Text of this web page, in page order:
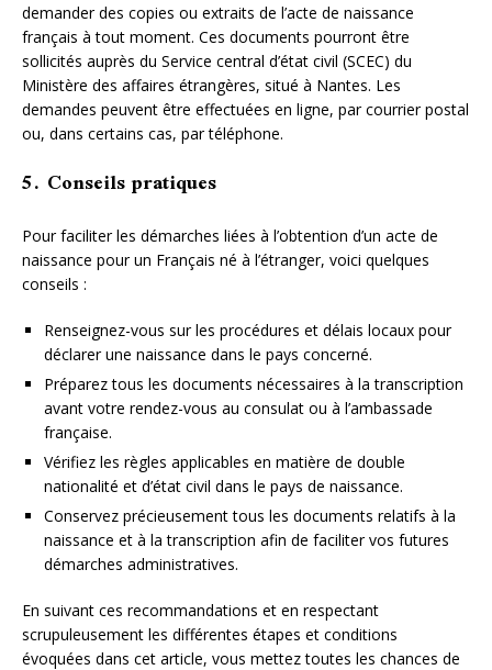
demander des copies ou extraits de l’acte de naissance
français à tout moment. Ces documents pourront être
sollicités auprès du Service central d’état civil (SCEC) du
Ministère des affaires étrangères, situé à Nantes. Les
demandes peuvent être effectuées en ligne, par courrier postal
ou, dans certains cas, par téléphone.
5. Conseils pratiques
Pour faciliter les démarches liées à l’obtention d’un acte de
naissance pour un Français né à l’étranger, voici quelques
conseils :
Renseignez-vous sur les procédures et délais locaux pour
déclarer une naissance dans le pays concerné.
Préparez tous les documents nécessaires à la transcription
avant votre rendez-vous au consulat ou à l’ambassade
française.
Vérifiez les règles applicables en matière de double
nationalité et d’état civil dans le pays de naissance.
Conservez précieusement tous les documents relatifs à la
naissance et à la transcription afin de faciliter vos futures
démarches administratives.
En suivant ces recommandations et en respectant
scrupuleusement les différentes étapes et conditions
évoquées dans cet article, vous mettez toutes les chances de